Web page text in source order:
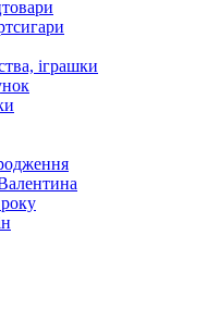
іграшки